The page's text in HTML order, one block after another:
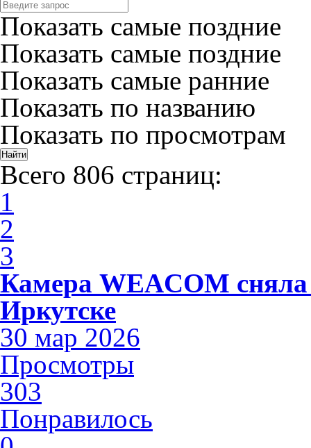
Показать самые поздние
Показать самые поздние
Показать самые ранние
Показать по названию
Показать по просмотрам
Всего 806 страниц:
1
2
3
Камера WEACOM
Иркутске
30 мар 2026
Просмотры
303
Понравилось